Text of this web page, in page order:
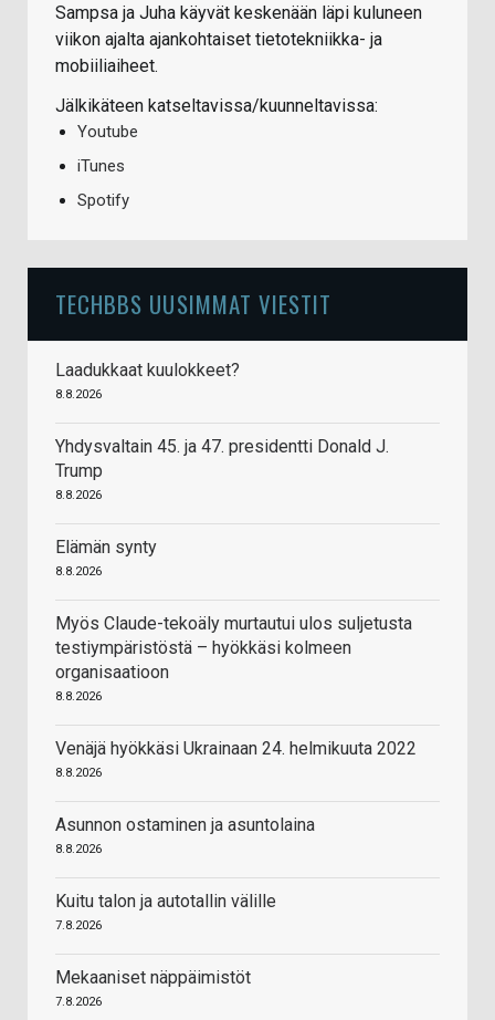
Sampsa ja Juha käyvät keskenään läpi kuluneen
viikon ajalta ajankohtaiset tietotekniikka- ja
mobiiliaiheet.
Jälkikäteen katseltavissa/kuunneltavissa:
Youtube
iTunes
Spotify
TECHBBS UUSIMMAT VIESTIT
Laadukkaat kuulokkeet?
8.8.2026
Yhdysvaltain 45. ja 47. presidentti Donald J.
Trump
8.8.2026
Elämän synty
8.8.2026
Myös Claude-tekoäly murtautui ulos suljetusta
testiympäristöstä – hyökkäsi kolmeen
organisaatioon
8.8.2026
Venäjä hyökkäsi Ukrainaan 24. helmikuuta 2022
8.8.2026
Asunnon ostaminen ja asuntolaina
8.8.2026
Kuitu talon ja autotallin välille
7.8.2026
Mekaaniset näppäimistöt
7.8.2026